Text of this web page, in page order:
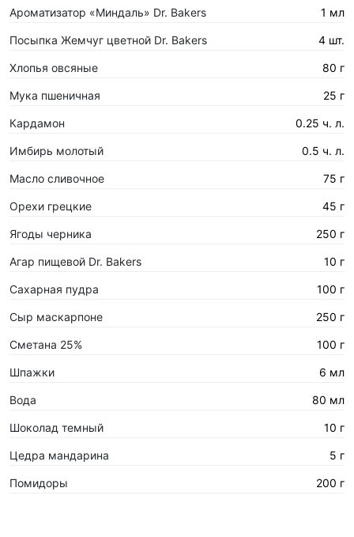
Ароматизатор «Миндаль» Dr. Bakers 1 мл
Посыпка Жемчуг цветной Dr. Bakers 4 шт.
Хлопья овсяные 80 г
Мука пшеничная 25 г
Кардамон 0.25 ч. л.
Имбирь молотый 0.5 ч. л.
Масло сливочное 75 г
Орехи грецкие 45 г
Ягоды черника 250 г
Агар пищевой Dr. Bakers 10 г
Сахарная пyдра 100 г
Сыр маскарпоне 250 г
Сметана 25% 100 г
Шпажки 6 мл
Вода 80 мл
Шоколад темный 10 г
Цедра мандарина 5 г
Помидоры 200 г